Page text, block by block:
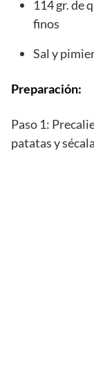
114 gr. de
finos
Sal y
Preparación:
Paso 1:
patatas y